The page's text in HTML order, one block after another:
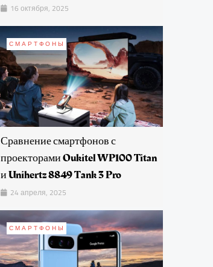
16 октября, 2025
СМАРТФОНЫ
Сравнение смартфонов с
проекторами Oukitel WP100 Titan
и Unihertz 8849 Tank 3 Pro
24 апреля, 2025
СМАРТФОНЫ